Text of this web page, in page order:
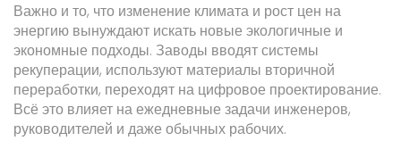
Важно и то, что изменение климата и рост цен на
энергию вынуждают искать новые экологичные и
экономные подходы. Заводы вводят системы
рекуперации, используют материалы вторичной
переработки, переходят на цифровое проектирование.
Всё это влияет на ежедневные задачи инженеров,
руководителей и даже обычных рабочих.